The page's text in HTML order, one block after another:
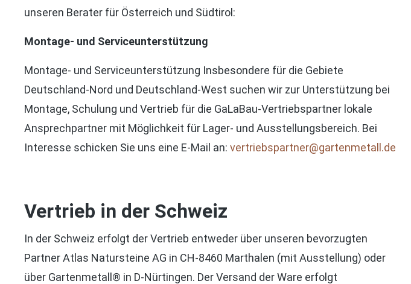
unseren Berater für Österreich und Südtirol:
Montage- und Serviceunterstützung
Montage- und Serviceunterstützung Insbesondere für die Gebiete
Deutschland-Nord und Deutschland-West suchen wir zur Unterstützung bei
Montage, Schulung und Vertrieb für die GaLaBau-Vertriebspartner lokale
Ansprechpartner mit Möglichkeit für Lager- und Ausstellungsbereich. Bei
Interesse schicken Sie uns eine E-Mail an: vertriebspartner@gartenmetall.de
Vertrieb in der Schweiz
In der Schweiz erfolgt der Vertrieb entweder über unseren bevorzugten
Partner Atlas Natursteine AG in CH-8460 Marthalen (mit Ausstellung) oder
über Gartenmetall® in D-Nürtingen. Der Versand der Ware erfolgt